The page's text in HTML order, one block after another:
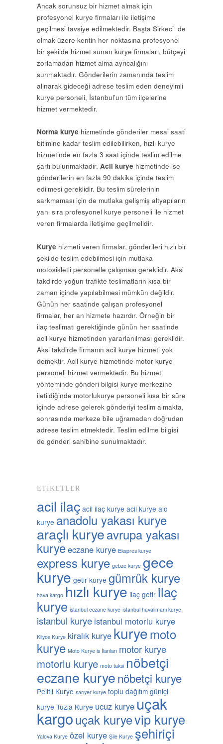
Ancak sorunsuz bir hizmet almak için
profesyonel kurye firmaları ile iletişime
geçilmesi tavsiye edilmektedir. Başta Sirkeci de
olmak üzere kentin her noktasına profesyonel
bir şekilde hizmet sunan kurye firmaları, bütçeyi
zorlamadan hizmet alma ayrıcalığını
sunmaktadır. Gönderilerin zamanında teslim
alınarak gideceği adrese teslim eden deneyimli
kurye personeli, İstanbul’un tüm ilçelerine
hizmet vermektedir.
Norma kurye hizmetinde gönderiler mesai saati
bitimine kadar teslim edilebilirken, hızlı kurye
hizmetinde en fazla 3 saat içinde teslim edilme
şartı bulunmaktadır. Acil kurye hizmetinde ise
gönderilerin en fazla 90 dakika içinde teslim
edilmesi gereklidir. Bu teslim sürelerinin
sarkmaması için de mutlaka gelişmiş altyapıların
yanı sıra profesyonel kurye personeli ile hizmet
veren firmalarda iletişime geçilmelidir.
Kurye hizmeti veren firmalar, gönderileri hızlı bir
şekilde teslim edebilmesi için mutlaka
motosikletli personelle çalışması gereklidir. Aksi
takdirde yoğun trafikte teslimatların kısa bir
zaman içinde yapılabilmesi mümkün değildir.
Günün her saatinde çalışan profesyonel
firmalar, her an hizmete hazırdır. Örneğin bir
ilaç teslimatı gerektiğinde günün her saatinde
acil kurye hizmetinden yararlanılması gereklidir.
Aksi takdirde firmanın acil kurye hizmeti yok
demektir. Acil kurye hizmetinde motor kurye
personeli hizmet vermektedir. Bu hizmet
yönteminde gönderi bilgisi kurye merkezine
iletildiğinde motorlukurye personeli kısa bir süre
içinde adrese gelerek gönderiyi teslim almakta,
sonrasında merkeze bile uğramadan doğrudan
adrese teslim etmektedir. Teslim edilme bilgisi
de gönderi sahibine sunulmaktadır.
ETIKETLER
acil ilaç acil ilaç kurye acil kurye alo
kurye anadolu yakası kurye
araçlı kuryeavrupa yakası
kuryeeczane kurye Ekspres kurye
express kurye gebze kurye gece
kurye getir kurye gümrük kurye
hava kargo hızlı kurye ilaç getir ilaç
kurye istanbul eczane kurye istanbul havalimanı kurye
istanbul kurye istanbul motorlu kurye
Kilyos Kurye kiralık kurye kuryemoto
kurye Moto Kurye is İlanları motor kurye
motorlu kurye moto taksi nöbetçi
eczane kuryenöbetçi kurye
Pelitli Kurye sarıyer kurye toplu dağıtım güniçi
kurye Tuzla Kurye ucuz kurye uçak
kargouçak kuryevip kurye
Yalova Kurye özel kurye Şile Kurye şehiriçi